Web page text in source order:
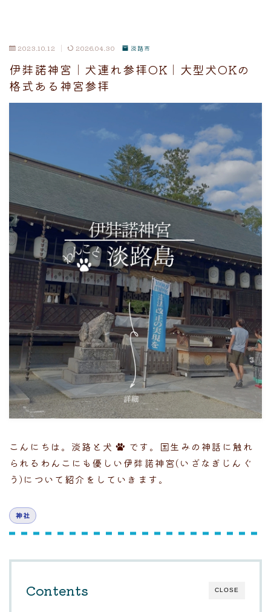
2023.10.12 2026.04.30 淡路市
伊弉諾神宮｜犬連れ参拝OK｜大型犬OKの
格式ある神宮参拝
こんにちは。淡路と犬
です。国生みの神話に触れ
られるわんこにも優しい伊弉諾神宮(いざなぎじんぐ
う)について紹介をしていきます。
神社
CLOSE
Contents